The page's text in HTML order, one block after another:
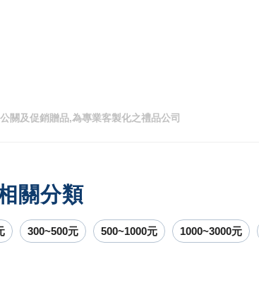
關及促銷贈品,為專業客製化之禮品公司
關分類
300~500元 500~1000元 1000~3000元